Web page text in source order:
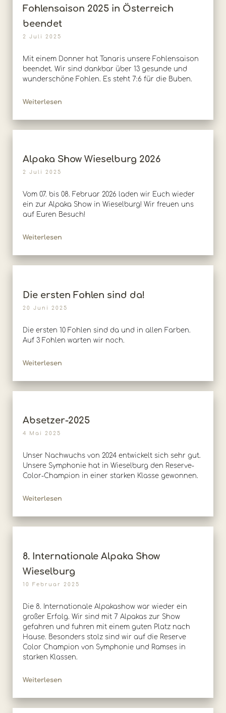
Fohlensaison 2025 in Österreich
beendet
2 Juli 2025
Mit einem Donner hat Tanaris unsere Fohlensaison
beendet. Wir sind dankbar über 13 gesunde und
wunderschöne Fohlen. Es steht 7:6 für die Buben.
Weiterlesen
Alpaka Show Wieselburg 2026
2 Juli 2025
Vom 07. bis 08. Februar 2026 laden wir Euch wieder
ein zur Alpaka Show in Wieselburg! Wir freuen uns
auf Euren Besuch!
Weiterlesen
Die ersten Fohlen sind da!
20 Juni 2025
Die ersten 10 Fohlen sind da und in allen Farben.
Auf 3 Fohlen warten wir noch.
Weiterlesen
Absetzer-2025
4 Mai 2025
Unser Nachwuchs von 2024 entwickelt sich sehr gut.
Unsere Symphonie hat in Wieselburg den Reserve-
Color-Champion in einer starken Klasse gewonnen.
Weiterlesen
8. Internationale Alpaka Show
Wieselburg
10 Februar 2025
Die 8. Internationale Alpakashow war wieder ein
großer Erfolg. Wir sind mit 7 Alpakas zur Show
gefahren und fuhren mit einem guten Platz nach
Hause. Besonders stolz sind wir auf die Reserve
Color Champion von Symphonie und Ramses in
starken Klassen.
Weiterlesen